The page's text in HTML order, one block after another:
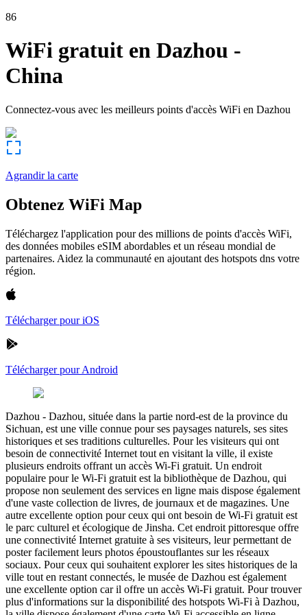
86
WiFi gratuit en Dazhou -
China
Connectez-vous avec les meilleurs points d'accès WiFi en Dazhou
Agrandir la carte
Obtenez WiFi Map
Téléchargez l'application pour des millions de points d'accès WiFi,
des données mobiles eSIM abordables et un réseau mondial de
partenaires. Aidez la communauté en ajoutant des hotspots dns votre
région.
Télécharger pour iOS
Télécharger pour Android
Dazhou - Dazhou, située dans la partie nord-est de la province du
Sichuan, est une ville connue pour ses paysages naturels, ses sites
historiques et ses traditions culturelles. Pour les visiteurs qui ont
besoin de connectivité Internet tout en visitant la ville, il existe
plusieurs endroits offrant un accès Wi-Fi gratuit. Un endroit
populaire pour le Wi-Fi gratuit est la bibliothèque de Dazhou, qui
propose non seulement des services en ligne mais dispose également
d'une vaste collection de livres, de journaux et de magazines. Une
autre excellente option pour ceux qui ont besoin de Wi-Fi gratuit est
le parc culturel et écologique de Jinsha. Cet endroit pittoresque offre
une connectivité Internet gratuite à ses visiteurs, leur permettant de
poster facilement leurs photos époustouflantes sur les réseaux
sociaux. Pour ceux qui souhaitent explorer les sites historiques de la
ville tout en restant connectés, le musée de Dazhou est également
une excellente option car il offre un accès Wi-Fi gratuit. Pour trouver
plus d'informations sur la disponibilité des hotspots Wi-Fi à Dazhou,